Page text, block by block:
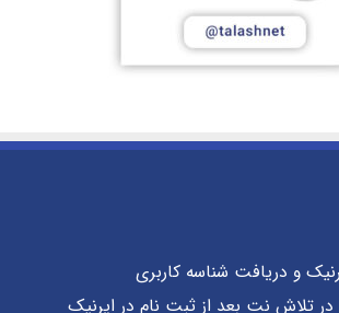
و دریافت شناسه کاربری